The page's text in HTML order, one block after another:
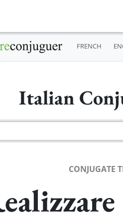
FRENCH
Italian
CONJUGATE